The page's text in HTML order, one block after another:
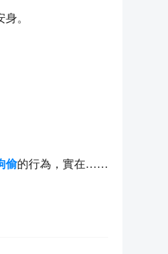
。
偷的行為，實在……